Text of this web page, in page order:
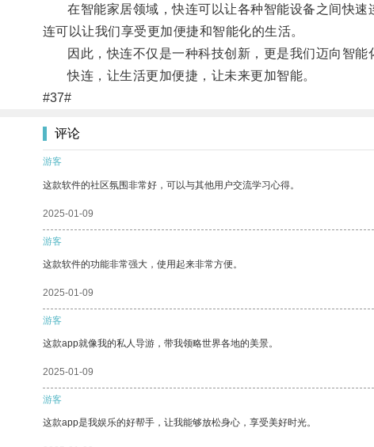
在智能家居领域，快连可以让各种智能设备之间快速
连可以让我们享受更加便捷和智能化的生活。
因此，快连不仅是一种科技创新，更是我们迈向智能
快连，让生活更加便捷，让未来更加智能。
#37#
评论
游客
这款软件的社区氛围非常好，可以与其他用户交流学习心得。
2025-01-09
游客
这款软件的功能非常强大，使用起来非常方便。
2025-01-09
游客
这款app就像我的私人导游，带我领略世界各地的美景。
2025-01-09
游客
这款app是我娱乐的好帮手，让我能够放松身心，享受美好时光。